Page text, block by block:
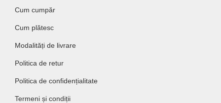
Cum cumpăr
Cum plătesc
Modalități de livrare
Politica de retur
Politica de confidențialitate
Termeni și condiții